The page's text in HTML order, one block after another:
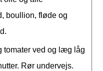
boullion, fløde og
tomater ved og læg låg
Rør undervejs.